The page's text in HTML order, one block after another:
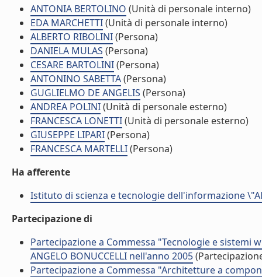
ANTONIA BERTOLINO (Unità di personale interno)
EDA MARCHETTI(Unità di personale interno)
ALBERTO RIBOLINI(Persona)
DANIELA MULAS (Persona)
CESARE BARTOLINI(Persona)
ANTONINO SABETTA(Persona)
GUGLIELMO DE ANGELIS (Persona)
ANDREA POLINI(Unità di personale esterno)
FRANCESCA LONETTI(Unità di personale esterno)
GIUSEPPE LIPARI(Persona)
FRANCESCA MARTELLI(Persona)
Ha afferente
Istituto di scienza e tecnologie dell'informazione
Partecipazione di
Partecipazione a Commessa "Tecnologie e sistemi
ANGELO BONUCCELLI nell'anno 2005
Partecipazione a Commessa "Architetture a